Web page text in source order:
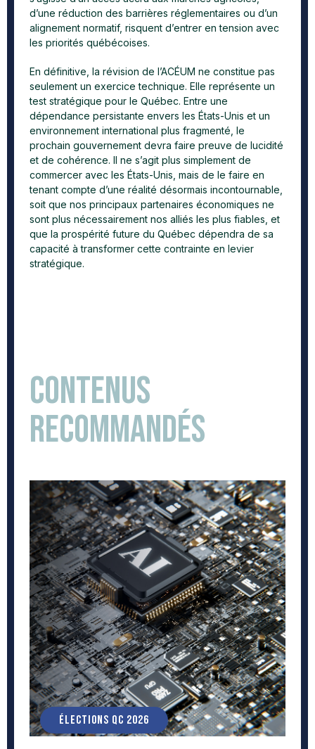
d’une réduction des barrières réglementaires ou d’un
alignement normatif, risquent d’entrer en tension avec
les priorités québécoises.
En définitive, la révision de l’ACÉUM ne constitue pas
seulement un exercice technique. Elle représente un
test stratégique pour le Québec. Entre une
dépendance persistante envers les États-Unis et un
environnement international plus fragmenté, le
prochain gouvernement devra faire preuve de lucidité
et de cohérence. Il ne s’agit plus simplement de
commercer avec les États-Unis, mais de le faire en
tenant compte d’une réalité désormais incontournable,
soit que nos principaux partenaires économiques ne
sont plus nécessairement nos alliés les plus fiables, et
que la prospérité future du Québec dépendra de sa
capacité à transformer cette contrainte en levier
stratégique.
Contenus
recommandés
ÉLECTIONS QC 2026